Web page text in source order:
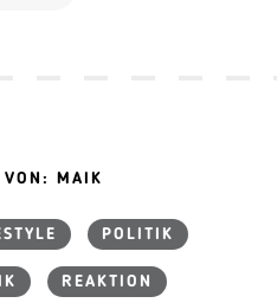
VON: MAIK
POLITIK
REAKTION